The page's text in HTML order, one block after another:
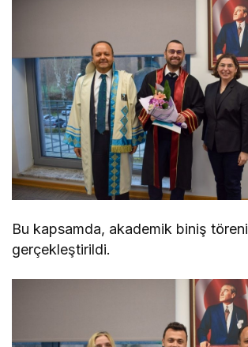
Bu kapsamda, akademik biniş töreni
gerçekleştirildi.